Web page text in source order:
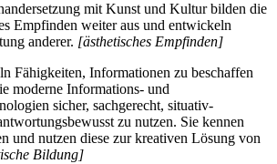
mit Kunst und Kultur bilden die
Empfinden weiter aus und entwickeln
anderer. [ästhetisches Empfinden]
Fähigkeiten, Informationen zu beschaffen
moderne Informations- und
sicher, sachgerecht, situativ-
zu nutzen. Sie kennen
und nutzen diese zur kreativen Lösung von
Bildung]